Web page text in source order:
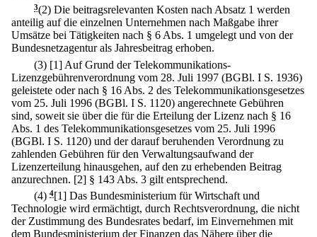
3(2) Die beitragsrelevanten Kosten nach Absatz 1 werden
anteilig auf die einzelnen Unternehmen nach Maßgabe ihrer
Umsätze bei Tätigkeiten nach § 6 Abs. 1 umgelegt und von der
Bundesnetzagentur als Jahresbeitrag erhoben.
(3) [1] Auf Grund der Telekommunikations-
Lizenzgebührenverordnung vom 28. Juli 1997 (BGBl. I S. 1936)
geleistete oder nach § 16 Abs. 2 des Telekommunikationsgesetzes
vom 25. Juli 1996 (BGBl. I S. 1120) angerechnete Gebühren
sind, soweit sie über die für die Erteilung der Lizenz nach § 16
Abs. 1 des Telekommunikationsgesetzes vom 25. Juli 1996
(BGBl. I S. 1120) und der darauf beruhenden Verordnung zu
zahlenden Gebühren für den Verwaltungsaufwand der
Lizenzerteilung hinausgehen, auf den zu erhebenden Beitrag
anzurechnen. [2] § 143 Abs. 3 gilt entsprechend.
(4) 4[1] Das Bundesministerium für Wirtschaft und
Technologie wird ermächtigt, durch Rechtsverordnung, die nicht
der Zustimmung des Bundesrates bedarf, im Einvernehmen mit
dem Bundesministerium der Finanzen das Nähere über die